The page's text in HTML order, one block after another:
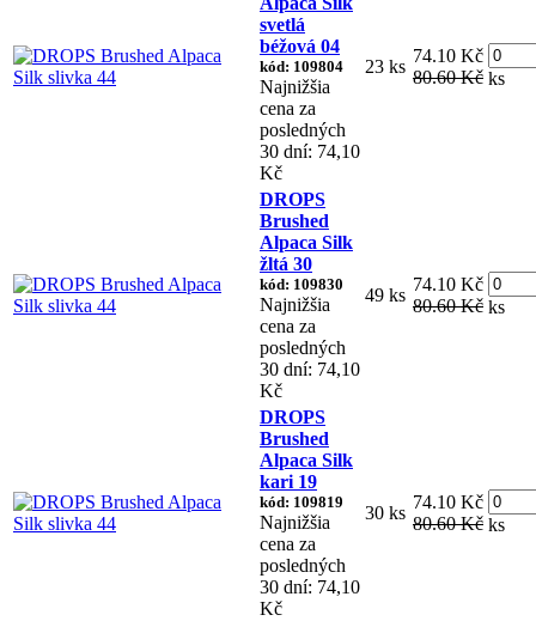
svetlá
béžová 04
kód: 109804
Najnižšia
cena za
posledných
30 dní: 74,10
Kč
23 ks
74.10 Kč
80.60 Kč ks
DROPS
Brushed
Alpaca Silk
žltá 30
kód: 109830
Najnižšia
cena za
posledných
30 dní: 74,10
Kč
49 ks
74.10 Kč
80.60 Kč ks
DROPS
Brushed
Alpaca Silk
kari 19
kód: 109819
Najnižšia
cena za
posledných
30 dní: 74,10
Kč
30 ks
74.10 Kč
80.60 Kč ks